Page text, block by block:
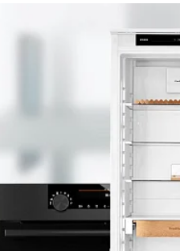
Отдельностоящая техника
Бытовая техника для кухни
Бытовая техника для дома